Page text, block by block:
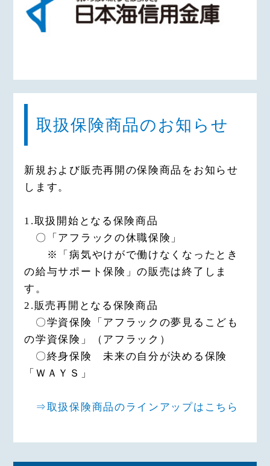
取扱保険商品のお知らせ
新規および販売再開の保険商品をお知らせ
します。
1.取扱開始となる保険商品
〇「アフラックの休職保険」
※「病気やけがで働けなくなったとき
の給与サポート保険」の販売は終了しま
す。
2.販売再開となる保険商品
〇学資保険「アフラックの夢見るこども
の学資保険」（アフラック）
〇終身保険 未来の自分が決める保険
「ＷＡＹＳ」
⇒取扱保険商品のラインアップはこちら